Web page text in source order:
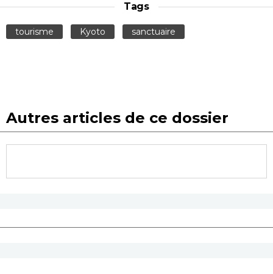
Tags
tourisme Kyoto sanctuaire
Autres articles de ce dossier